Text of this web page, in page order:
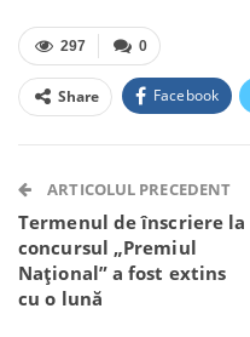
0
297
Share Facebook
Telegram WhatsApp
ARTICOLUL PRECEDENT
Termenul de înscriere la
concursul „Premiul
Național” a fost extins
cu o lună